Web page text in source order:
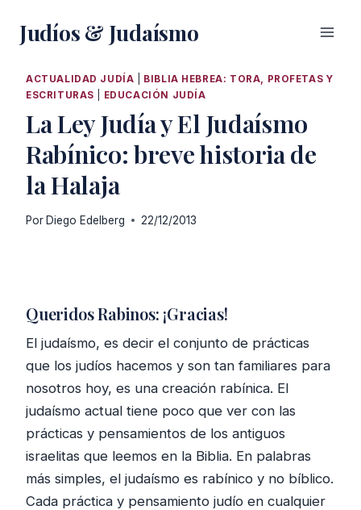
Judíos & Judaísmo
ACTUALIDAD JUDÍA
BIBLIA HEBREA: TORA, PROFETAS Y
ESCRITURAS
EDUCACIÓN JUDÍA
La Ley Judía y El Judaísmo
Rabínico: breve historia de
la Halaja
Por Diego Edelberg 22/12/2013
Queridos Rabinos: ¡Gracias!
El judaísmo, es decir el conjunto de prácticas
que los judíos hacemos y son tan familiares para
nosotros hoy, es una creación rabínica. El
judaísmo actual tiene poco que ver con las
prácticas y pensamientos de los antiguos
israelitas que leemos en la Biblia. En palabras
más simples, el judaísmo es rabínico y no bíblico.
Cada práctica y pensamiento judío en cualquier